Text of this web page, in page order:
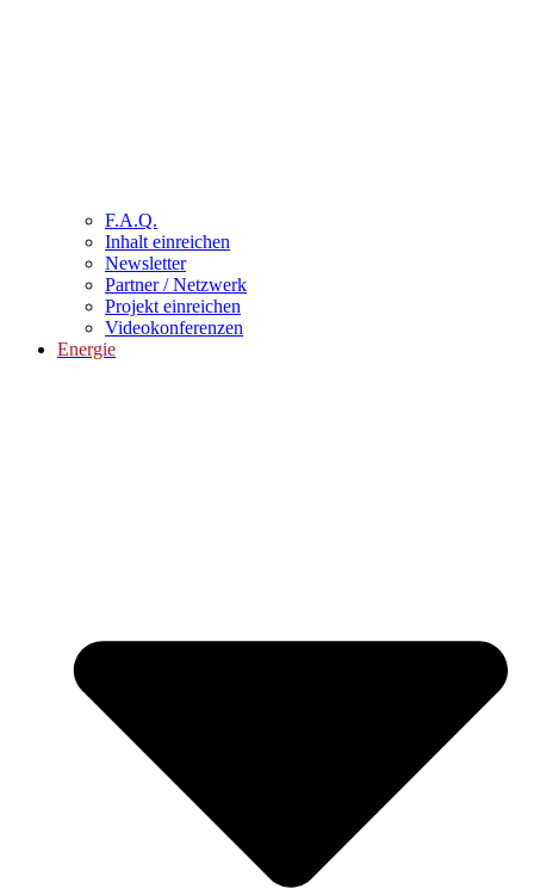
F.A.Q.
Inhalt einreichen
Newsletter
Partner / Netzwerk
Projekt einreichen
Videokonferenzen
Energie